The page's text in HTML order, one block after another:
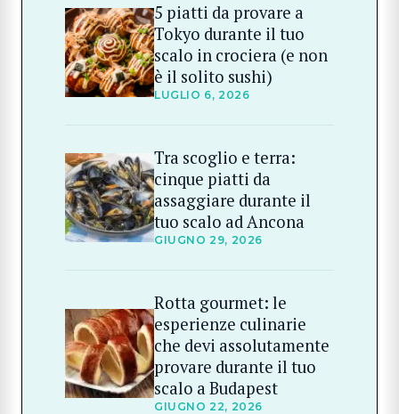
5 piatti da provare a
Tokyo durante il tuo
scalo in crociera (e non
è il solito sushi)
LUGLIO 6, 2026
Tra scoglio e terra:
cinque piatti da
assaggiare durante il
tuo scalo ad Ancona
GIUGNO 29, 2026
Rotta gourmet: le
esperienze culinarie
che devi assolutamente
provare durante il tuo
scalo a Budapest
GIUGNO 22, 2026